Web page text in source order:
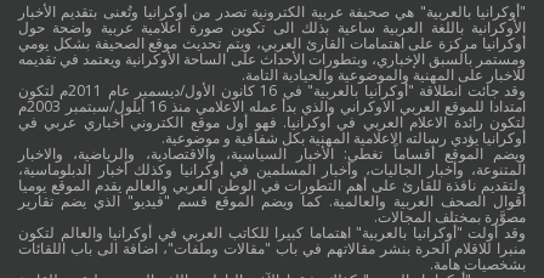
"أوكرانيا بالعربية" هي صحيفة عربية الكترونية تصدر من أوكرانيا وتُعنى بتقديم الأخبار
الأوكرانية باللغة العربية ساعية بذلك الى تكوين صورة اعلامية عربية واضحة حول
أوكرانيا مركزة على اهتمامات القارئ العربي، ويتم تحديث موقع الصحيفة بشكل يومي
ومستمر بالسبق الإخباري، وبتطورات الأحداث على الساحة الأوكرانية ويعتمد في تقديمه
للاخبار على المهنية والموضوعية والحيادية التامة.
وقد جائت انطلاقة "أوكرانيا بالعربية" في 16 كانون الأول/ديسمبر عام 2011م لتكون
امتدادا للموقع العربي الاوكراني والذي بدأ عمله الاعلامي منذ 16 أيلول/سبتمبر 2003م
لتكون رائدة الاعلام العربي في أوكرانيا. فهو أول موقع الكتروني أخباري عربي في
أوكرانيا يؤدي رسالته الاعلامية المهنية بكل شفافية و موضوعية.
ويضم الموقع أقساماً تغطي: الأخبار السياسية، والاقتصادية، والرياضية، والاخبار
المتنوعة، وأخبار الجاليات، وأخبار المسلمين في أوكرانيا وكذلك أخبار الدبلوماسية،
ولتقديم نافذة للقارئ على أهم التطورات في الوطن العربي والعالم يقدم الموقع يوميا
أقوال الصحف العربية والعالمية. كما ويضم الموقع قسم "فيديو" الذي يضم تقارير
مصوَّرة بمختلف المجالات.
وقد أولت "أوكرانيا بالعربية" اهتماما كبيرا للكاتب العربي في أوكرانيا والعالم لتكون
منبرا للاقلام الحرة بنشر مقالاتهم في باب "مقالات وملفات"، اضافة الى باب اللقائات
بشخصيات هامة.